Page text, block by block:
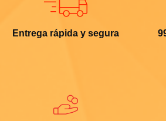
Entrega rápida y segura